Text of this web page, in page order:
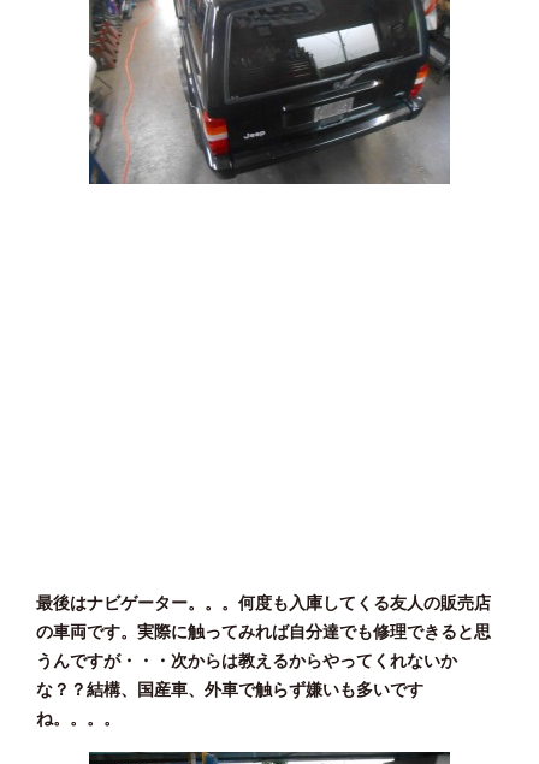
最後はナビゲーター。。。何度も入庫してくる友人の販売店
の車両です。実際に触ってみれば自分達でも修理できると思
うんですが・・・次からは教えるからやってくれないか
な？？結構、国産車、外車で触らず嫌いも多いです
ね。。。。